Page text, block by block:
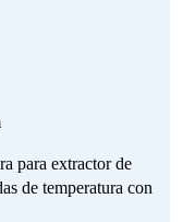
para extractor de
de temperatura con